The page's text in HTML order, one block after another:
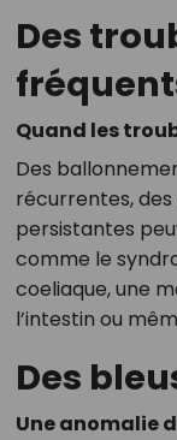
Des
Quand les
Des
récurrentes,
persistantes
comme le
coeliaque, une
l’intestin ou
Des
Une anomalie